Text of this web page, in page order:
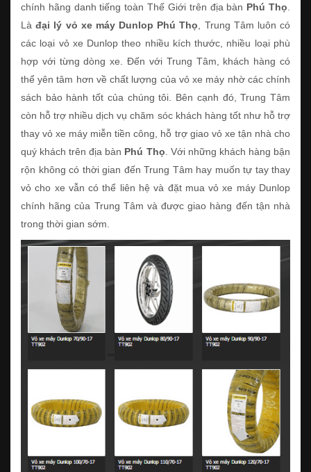
chính hãng danh tiếng toàn Thế Giới trên địa bàn Phú Thọ
Làđại lý vỏ xe máy Dunlop Phú Thọ , Trung Tâm luôn có
các loại vỏ xe Dunlop theo nhiều kích thước, nhiều loại phù
hợp với từng dòng xe. Đến với Trung Tâm, khách hàng có
thể yên tâm hơn về chất lượng của vỏ xe máy nhờ các chính
sách bảo hành tốt của chúng tôi. Bên cạnh đó, Trung Tâm
còn hỗ trợ nhiều dịch vụ chăm sóc khách hàng tốt như hỗ trợ
thay vỏ xe máy miễn tiền công, hỗ trợ giao vỏ xe tận nhà cho
quý khách trên địa bàn Phú Thọ . Với những khách hàng bận
rộn không có thời gian đến Trung Tâm hay muốn tự tay thay
vỏ cho xe vẫn có thể liên hệ và đặt mua vỏ xe máy Dunlop
chính hãng của Trung Tâm và được giao hàng đến tận nhà
trong thời gian sớm.